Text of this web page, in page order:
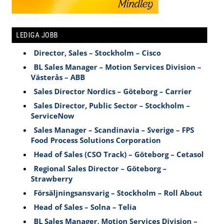
LEDIGA JOBB
Director, Sales – Stockholm – Cisco
BL Sales Manager – Motion Services Division –
Västerås – ABB
Sales Director Nordics – Göteborg – Carrier
Sales Director, Public Sector – Stockholm –
ServiceNow
Sales Manager – Scandinavia – Sverige – FPS
Food Process Solutions Corporation
Head of Sales (CSO Track) – Göteborg – Cetasol
Regional Sales Director – Göteborg –
Strawberry
Försäljningsansvarig – Stockholm – Roll About
Head of Sales – Solna – Telia
BL Sales Manager, Motion Services Division –